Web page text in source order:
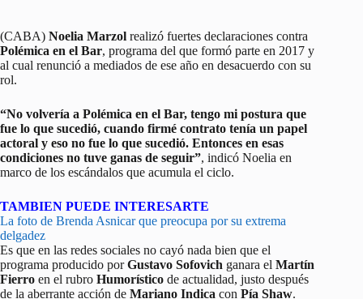
(CABA) Noelia Marzol realizó fuertes declaraciones contra
Polémica en el Bar, programa del que formó parte en 2017 y
al cual renunció a mediados de ese año en desacuerdo con su
rol.
“No volvería a Polémica en el Bar, tengo mi postura que
fue lo que sucedió, cuando firmé contrato tenía un papel
actoral y eso no fue lo que sucedió. Entonces en esas
condiciones no tuve ganas de seguir”, indicó Noelia en
marco de los escándalos que acumula el ciclo.
TAMBIEN PUEDE INTERESARTE
La foto de Brenda Asnicar que preocupa por su extrema
delgadez
Es que en las redes sociales no cayó nada bien que el
programa producido porGustavo Sofovich ganara el Martín
Fierro en el rubro Humorístico de actualidad, justo después
de la aberrante acción de Mariano Indica con Pía Shaw.